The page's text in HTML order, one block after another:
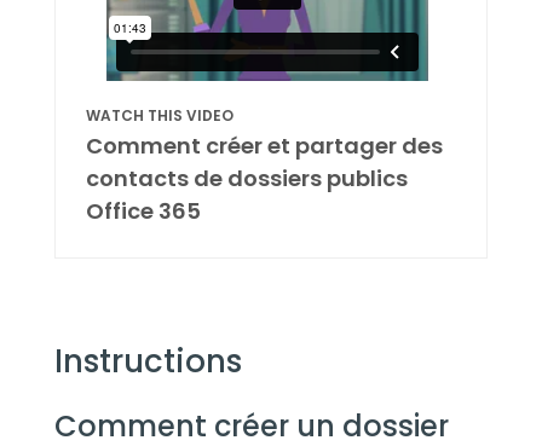
WATCH THIS VIDEO
Comment créer et partager des
contacts de dossiers publics
Office 365
Instructions
Comment créer un dossier